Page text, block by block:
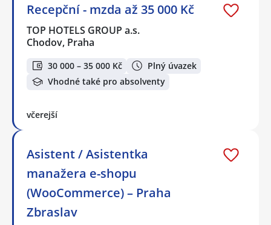
Recepční - mzda až 35 000 Kč
TOP HOTELS GROUP a.s.
Chodov, Praha
30 000 – 35 000 Kč
Plný úvazek
Vhodné také pro absolventy
včerejší
Asistent / Asistentka
manažera e-shopu
(WooCommerce) – Praha
Zbraslav